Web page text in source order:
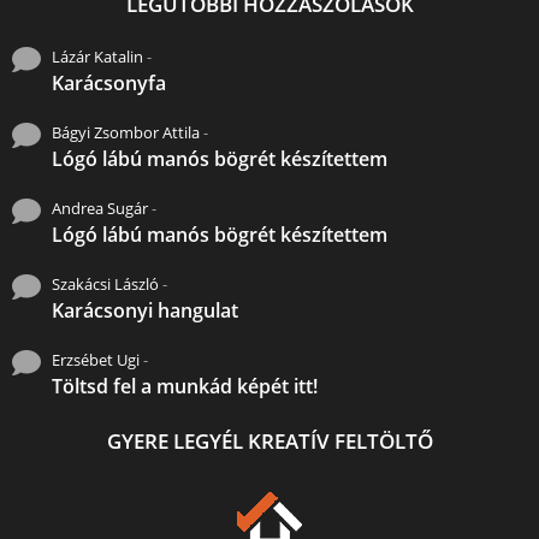
Lázár Katalin -
Karácsonyfa
Bágyi Zsombor Attila-
Lógó lábú manós bögrét készítettem
Andrea Sugár-
Lógó lábú manós bögrét készítettem
Szakácsi László -
Karácsonyi hangulat
Erzsébet Ugi-
Töltsd fel a munkád képét itt!
GYERE LEGYÉL KREATÍV FELTÖLTŐ